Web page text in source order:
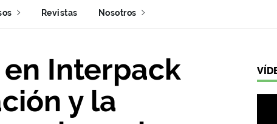
Revistas Nosotros
Interpack
y la